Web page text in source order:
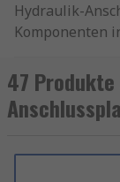
Hydraulik-
Komponenten
zwischen
Komponenten
eine
Langlebigkeit
47